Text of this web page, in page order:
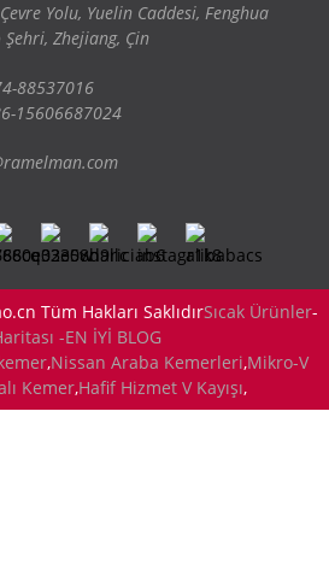
Yolu, Yuelin Caddesi, Fenghua
Zhejiang, Çin
88537016
15606687024
Tüm Hakları SaklıdırSıcak Ürünler-
-EN İYİ BLOG
,Nissan Araba Kemerleri,Mikro-V
Kemer,Hafif Hizmet V Kayışı,